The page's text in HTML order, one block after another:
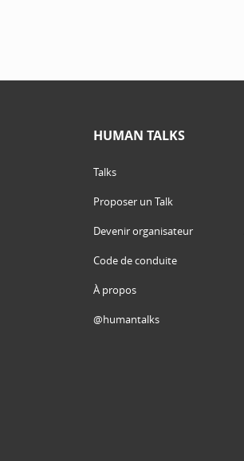
HUMAN TALKS
Talks
Proposer un Talk
Devenir organisateur
Code de conduite
À propos
@humantalks